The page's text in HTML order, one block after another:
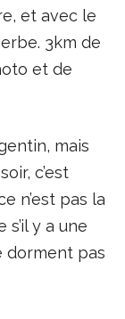
et avec le
3km de
et de
mais
c’est
n’est pas la
y a une
dorment pas